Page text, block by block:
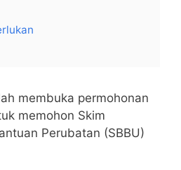
membuka permohonan
memohon Skim
Perubatan (SBBU)